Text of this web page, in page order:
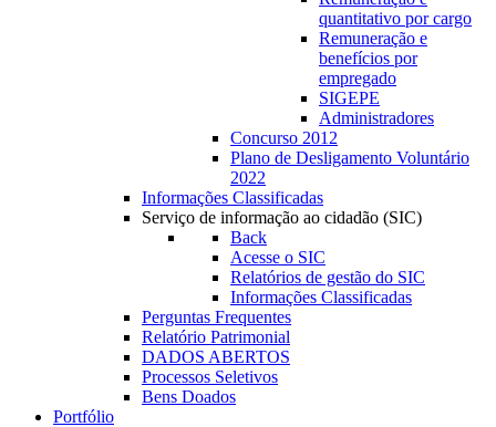
quantitativo por cargo
Remuneração e
benefícios por
empregado
SIGEPE
Administradores
Concurso 2012
Plano de Desligamento Voluntário
2022
Informações Classificadas
Serviço de informação ao cidadão (SIC)
Back
Acesse o SIC
Relatórios de gestão do SIC
Informações Classificadas
Perguntas Frequentes
Relatório Patrimonial
DADOS ABERTOS
Processos Seletivos
Bens Doados
Portfólio